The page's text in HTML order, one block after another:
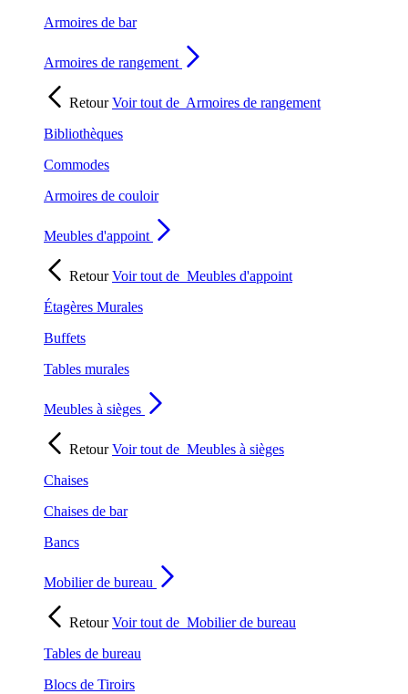
Armoires de bar
Armoires de rangement
RetourVoir tout de Armoires de rangement
Bibliothèques
Commodes
Armoires de couloir
Meubles d'appoint
RetourVoir tout de Meubles d'appoint
Étagères Murales
Buffets
Tables murales
Meubles à sièges
RetourVoir tout de Meubles à sièges
Chaises
Chaises de bar
Bancs
Mobilier de bureau
RetourVoir tout de Mobilier de bureau
Tables de bureau
Blocs de Tiroirs